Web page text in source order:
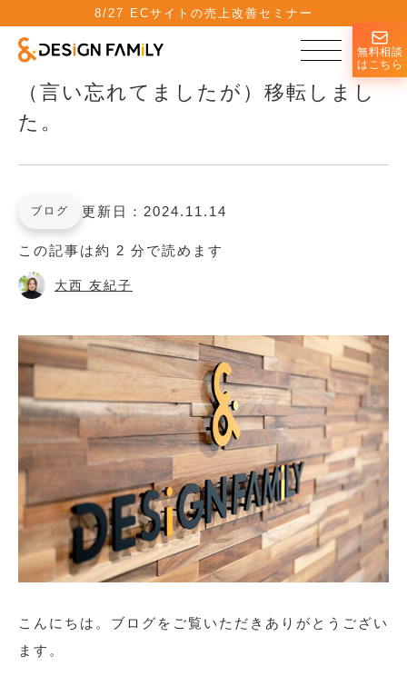
8/27 ECサイトの売上改善セミナー
無料相談
はこちら
（言い忘れてましたが）移転しまし
た。
ブログ 更新日：2024.11.14
この記事は約 2 分で読めます
大西 友紀子
こんにちは。ブログをご覧いただきありがとうござい
ます。